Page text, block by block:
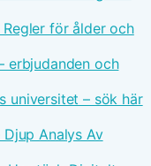
för ålder och
erbjudanden och
universitet – sök här
Analys Av